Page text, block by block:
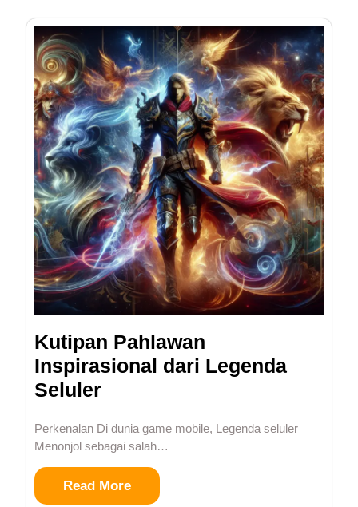
Kutipan Pahlawan
Inspirasional dari Legenda
Seluler
Perkenalan Di dunia game mobile, Legenda seluler
Menonjol sebagai salah…
Read More